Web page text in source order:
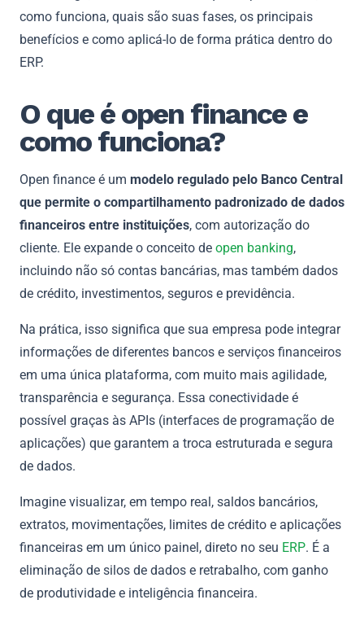
como funciona, quais são suas fases, os principais
benefícios e como aplicá-lo de forma prática dentro do
ERP.
O que é open finance e
como funciona?
Open finance é um modelo regulado pelo Banco Central
que permite o compartilhamento padronizado de dados
financeiros entre instituições, com autorização do
cliente. Ele expande o conceito de open banking,
incluindo não só contas bancárias, mas também dados
de crédito, investimentos, seguros e previdência.
Na prática, isso significa que sua empresa pode integrar
informações de diferentes bancos e serviços financeiros
em uma única plataforma, com muito mais agilidade,
transparência e segurança. Essa conectividade é
possível graças às APIs (interfaces de programação de
aplicações) que garantem a troca estruturada e segura
de dados.
Imagine visualizar, em tempo real, saldos bancários,
extratos, movimentações, limites de crédito e aplicações
financeiras em um único painel, direto no seu ERP. É a
eliminação de silos de dados e retrabalho, com ganho
de produtividade e inteligência financeira.